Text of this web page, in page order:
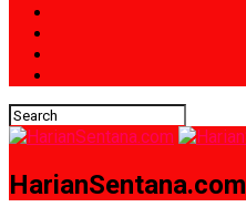
HarianSentana.com